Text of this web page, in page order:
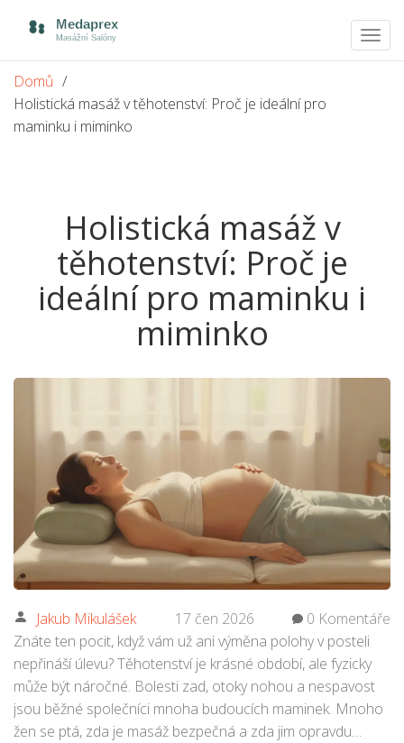
Domů
Holistická masáž v těhotenství: Proč je ideální pro
maminku i miminko
Holistická masáž v
těhotenství: Proč je
ideální pro maminku i
miminko
Jakub Mikulášek 17 čen 2026
0 Komentáře
Znáte ten pocit, když vám už ani výměna polohy v posteli
nepřináší úlevu? Těhotenství je krásné období, ale fyzicky
může být náročné. Bolesti zad, otoky nohou a nespavost
jsou běžné společníci mnoha budoucích maminek. Mnoho
žen se ptá, zda je masáž bezpečná a zda jim opravdu